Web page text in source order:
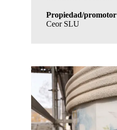
Propiedad/promotor
Ceor SLU